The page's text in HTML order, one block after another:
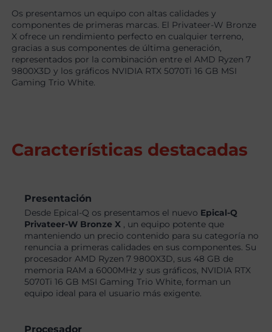
Os presentamos un equipo con altas calidades y
componentes de primeras marcas. El Privateer-W Bronze
X ofrece un rendimiento perfecto en cualquier terreno,
gracias a sus componentes de última generación,
representados por la combinación entre el AMD Ryzen 7
9800X3D y los gráficos NVIDIA RTX 5070Ti 16 GB MSI
Gaming Trio White.
Características destacadas
Presentación
Desde Epical-Q os presentamos el nuevo Epical-Q
Privateer-W Bronze X , un equipo potente que
manteniendo un precio contenido para su categoría no
renuncia a primeras calidades en sus componentes. Su
procesador AMD Ryzen 7 9800X3D, sus 48 GB de
memoria RAM a 6000MHz y sus gráficos, NVIDIA RTX
5070Ti 16 GB MSI Gaming Trio White, forman un
equipo ideal para el usuario más exigente.
Procesador